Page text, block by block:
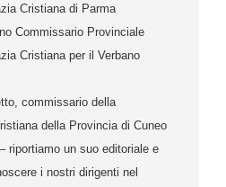
Cristiana di Parma
Commissario Provinciale
Cristiana per il Verbano
commissario della
della Provincia di Cuneo
riportiamo un suo editoriale e
i nostri dirigenti nel